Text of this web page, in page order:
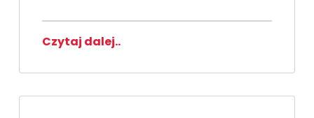
Czytaj dalej..